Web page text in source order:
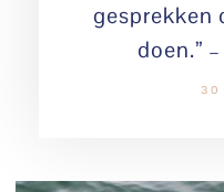
gesprekken
doen.”
30